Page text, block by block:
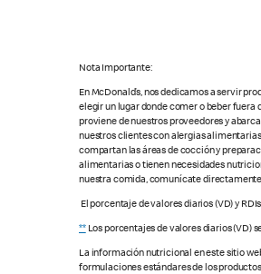
Nota Importante:
En McDonald’s, nos dedicamos a servir
elegir un lugar donde comer o beber
proviene de nuestros proveedores y
nuestros clientes con alergias
compartan las áreas de cocción y
alimentarias o tienen necesidades
nuestra comida, comunícate
El porcentaje de valores diarios (VD) y
**Los porcentajes de valores diarios (VD)
La información nutricional en este sitio
formulaciones estándares de los